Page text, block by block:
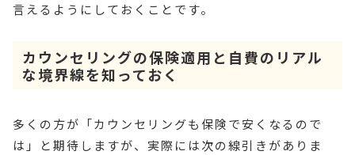
言えるようにしておくことです。
カウンセリングの保険適用と自費のリアル
な境界線を知っておく
多くの方が「カウンセリングも保険で安くなるので
は」と期待しますが、実際には次の線引きがありま